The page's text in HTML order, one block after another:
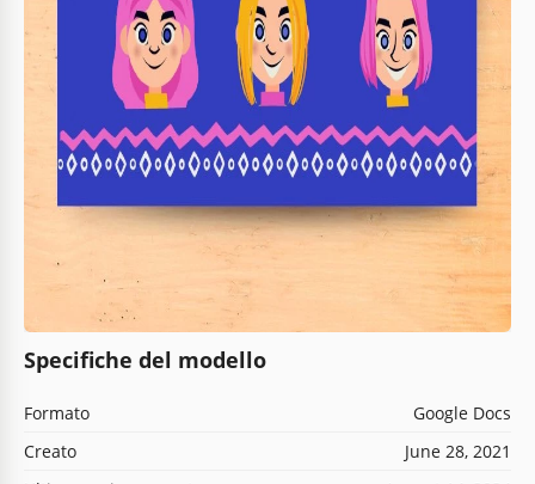
Specifiche del modello
Formato
Google Docs
Creato
June 28, 2021